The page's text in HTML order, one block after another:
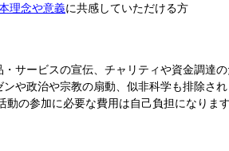
理念や意義に共感していただける方
・サービスの宣伝、チャリティや資金調達
ンや政治や宗教の扇動、似非科学も排除され
動の参加に必要な費用は自己負担になります